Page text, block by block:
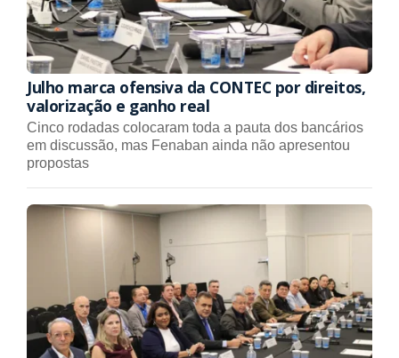
Julho marca ofensiva da CONTEC por direitos,
valorização e ganho real
Cinco rodadas colocaram toda a pauta dos bancários
em discussão, mas Fenaban ainda não apresentou
propostas